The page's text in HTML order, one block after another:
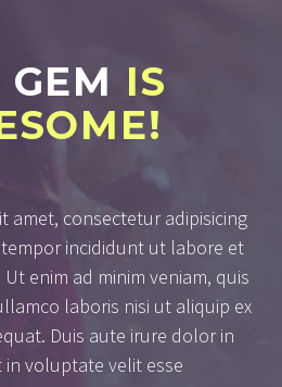
IS
amet, consectetur adipisicing
incididunt ut labore et
enim ad minim veniam, quis
laboris nisi ut aliquip ex
Duis aute irure dolor in
in voluptate velit esse